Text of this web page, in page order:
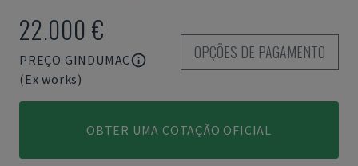
22.000 €
PREÇO GINDUMAC
(Ex works)
OPÇÕES DE PAGAMENTO
OBTER UMA COTAÇÃO OFICIAL